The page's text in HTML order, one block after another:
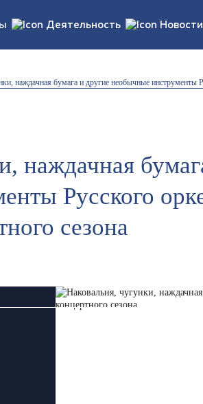
документы/
Деятельность
Вакансии
Новости
наждачная бумага и другие необычные инструменты
наждачная
Русского
сезона